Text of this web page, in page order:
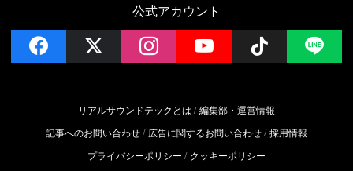
公式アカウント
facebook instagramYouTube Follow
リアルサウンドテックとは
編集部・運営情報
記事へのお問い合わせ
広告に関するお問い合わせ 採用情報
プライバシーポリシー
クッキーポリシー